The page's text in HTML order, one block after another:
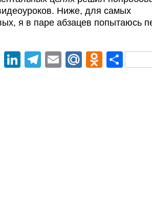
Ниже, для самых
я в паре абзацев попытаюсь
TwitterLinkedIn
Telegram
EmailMail.Ru